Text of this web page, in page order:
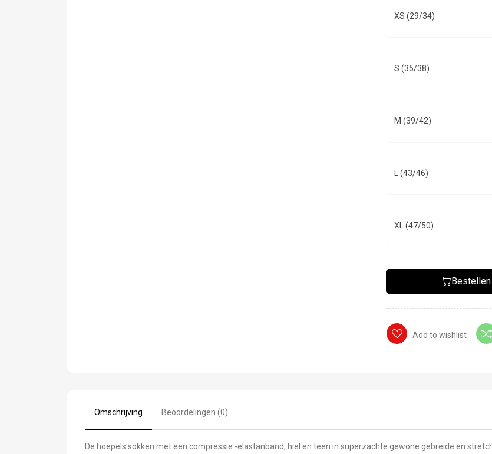
XS (29/34)
S (35/38)
M (39/42)
L (43/46)
XL (47/50)
Bestellen
Add to wishlist
Omschrijving Beoordelingen (0)
De hoepels sokken met een compressie -elastanband, hiel en teen in superzachte gewone gebreide en